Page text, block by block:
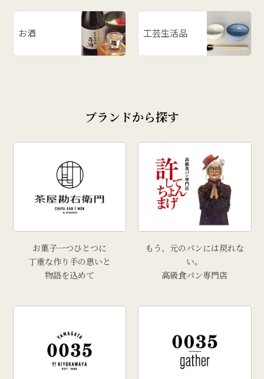
お酒 工芸生活品
ブランドから探す
お菓子一つひとつに
丁重な作り手の思いと
物語を込めて
もう、元のパンには戻れな
い。
高級食パン専門店